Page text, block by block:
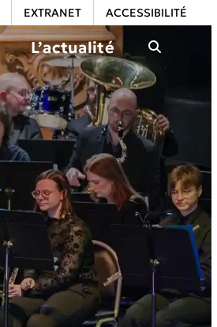
EXTRANET ACCESSIBILITÉ
L’actualité